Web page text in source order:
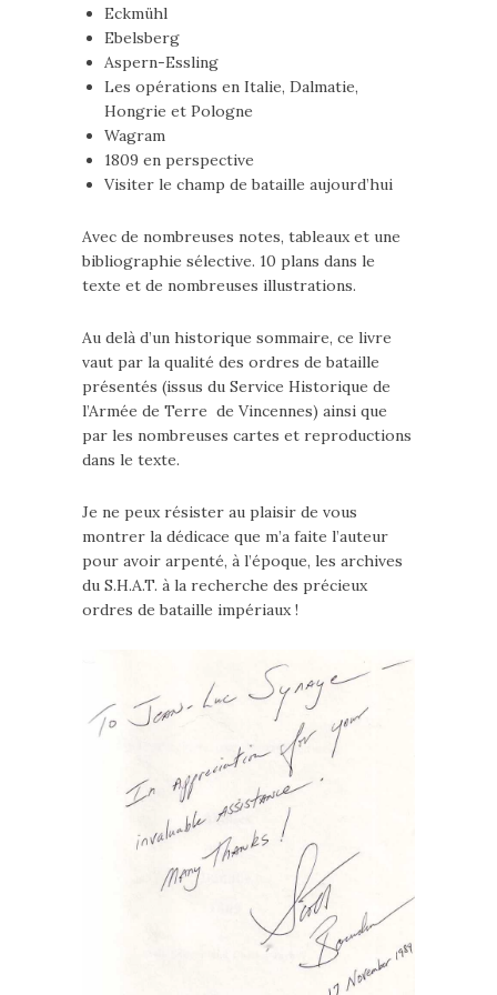
Eckmühl
Ebelsberg
Aspern-Essling
Les opérations en Italie, Dalmatie,
Hongrie et Pologne
Wagram
1809 en perspective
Visiter le champ de bataille aujourd’hui
Avec de nombreuses notes, tableaux et une
bibliographie sélective. 10 plans dans le
texte et de nombreuses illustrations.
Au delà d’un historique sommaire, ce livre
vaut par la qualité des ordres de bataille
présentés (issus du Service Historique de
l’Armée de Terre de Vincennes) ainsi que
par les nombreuses cartes et reproductions
dans le texte.
Je ne peux résister au plaisir de vous
montrer la dédicace que m’a faite l’auteur
pour avoir arpenté, à l’époque, les archives
du S.H.A.T. à la recherche des précieux
ordres de bataille impériaux !